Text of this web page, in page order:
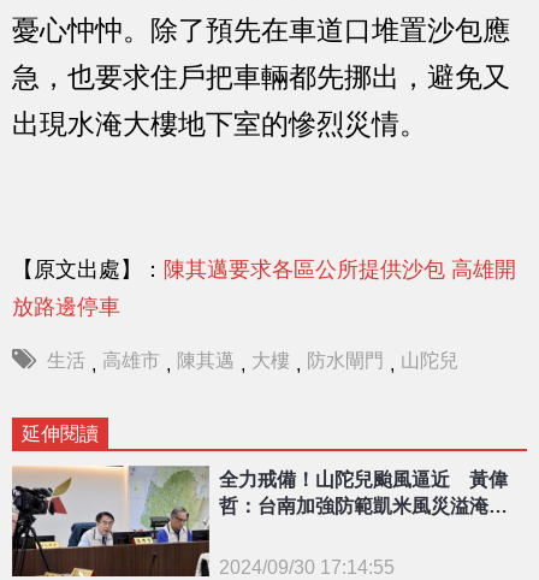
憂心忡忡。除了預先在車道口堆置沙包應
急，也要求住戶把車輛都先挪出，避免又
出現水淹大樓地下室的慘烈災情。
【原文出處】： 陳其邁要求各區公所提供沙包 高雄開
放路邊停車
生活 高雄市 陳其邁 大樓 防水閘門 山陀兒
延伸閱讀
全力戒備！山陀兒颱風逼近 黃偉
哲：台南加強防範凱米風災溢淹地
2024/09/30 17:14:55